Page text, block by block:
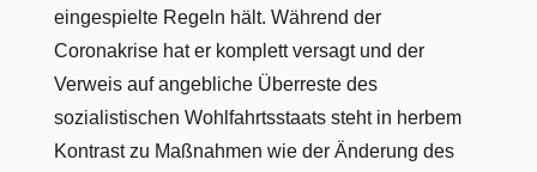
eingespielte Regeln hält. Während der
Coronakrise hat er komplett versagt und der
Verweis auf angebliche Überreste des
sozialistischen Wohlfahrtsstaats steht in herbem
Kontrast zu Maßnahmen wie der Änderung des